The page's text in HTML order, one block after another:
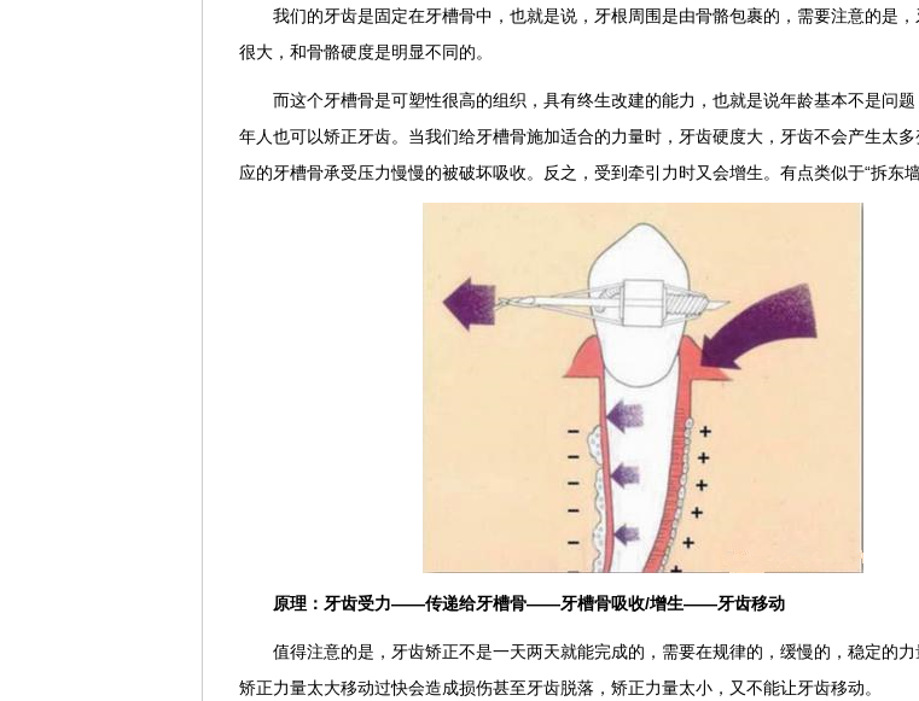
我们的牙齿是固定在牙槽骨中，也就是说，牙根周围是由骨骼包裹的，需要注意的是
很大，和骨骼硬度是明显不同的。
而这个牙槽骨是可塑性很高的组织，具有终生改建的能力，也就是说年龄基本不是问
年人也可以矫正牙齿。当我们给牙槽骨施加适合的力量时，牙齿硬度大，牙齿不会产生太
应的牙槽骨承受压力慢慢的被破坏吸收。反之，受到牵引力时又会增生。有点类似于“拆东墙
原理：牙齿受力——传递给牙槽骨——牙槽骨吸收/增生——牙齿移动
值得注意的是，牙齿矫正不是一天两天就能完成的，需要在规律的，缓慢的，稳定的力
矫正力量太大移动过快会造成损伤甚至牙齿脱落，矫正力量太小，又不能让牙齿移动。